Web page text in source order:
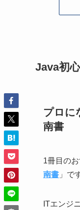
Java初
プロに
南書
1冊目の
南書 」で
ITエンジ